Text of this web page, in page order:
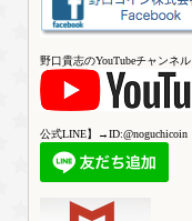
野口貴志のYouTubeチャンネル
公式LINE】→ID:@noguchicoin